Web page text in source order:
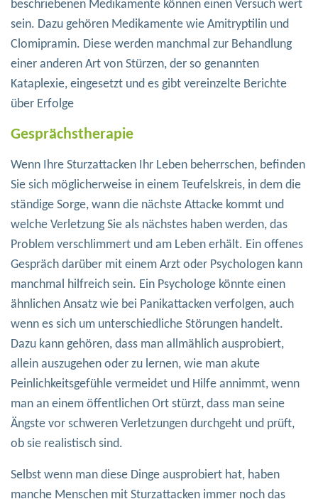
beschriebenen Medikamente können einen Versuch wert
sein. Dazu gehören Medikamente wie Amitryptilin und
Clomipramin. Diese werden manchmal zur Behandlung
einer anderen Art von Stürzen, der so genannten
Kataplexie, eingesetzt und es gibt vereinzelte Berichte
über Erfolge
Gesprächstherapie
Wenn Ihre Sturzattacken Ihr Leben beherrschen, befinden
Sie sich möglicherweise in einem Teufelskreis, in dem die
ständige Sorge, wann die nächste Attacke kommt und
welche Verletzung Sie als nächstes haben werden, das
Problem verschlimmert und am Leben erhält. Ein offenes
Gespräch darüber mit einem Arzt oder Psychologen kann
manchmal hilfreich sein. Ein Psychologe könnte einen
ähnlichen Ansatz wie bei Panikattacken verfolgen, auch
wenn es sich um unterschiedliche Störungen handelt.
Dazu kann gehören, dass man allmählich ausprobiert,
allein auszugehen oder zu lernen, wie man akute
Peinlichkeitsgefühle vermeidet und Hilfe annimmt, wenn
man an einem öffentlichen Ort stürzt, dass man seine
Ängste vor schweren Verletzungen durchgeht und prüft,
ob sie realistisch sind.
Selbst wenn man diese Dinge ausprobiert hat, haben
manche Menschen mit Sturzattacken immer noch das